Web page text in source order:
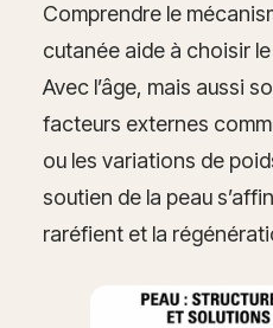
Comprendre le
cutanée aide à choisir
Avec l’âge, mais aussi
facteurs externes
ou les variations de
soutien de la peau
raréfient et la